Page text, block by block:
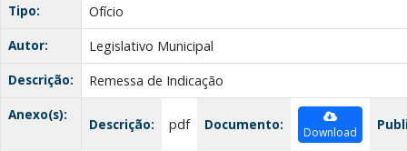
Tipo:
Ofício
Autor:
Legislativo Municipal
Descrição:
Remessa de Indicação
Anexo(s):
Descrição: pdf Documento: Download